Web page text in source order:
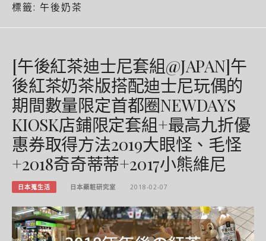
標籤: 午後奶茶
[午後紅茶迪士尼套組@JAPAN]午
後紅茶奶茶版搭配迪士尼玩偶的
期間數量限定首都圈NEWDAYS
KIOSK店鋪限定套組+最高九折優
惠券取得方法2019大眼怪、毛怪
+2018奇奇蒂蒂+2017小熊維尼
日本蒐生活 日本藥粧研究室 2018-02-07